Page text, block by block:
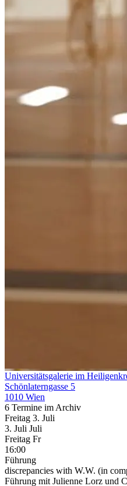
Universitätsgalerie im
Schönlaterngasse 5
1010 Wien
6 Termine im Archiv
Freitag 3. Juli
3. Juli Juli
Freitag Fr
16:00
Führung
discrepancies with W.W. (in
Führung mit Julienne Lorz und